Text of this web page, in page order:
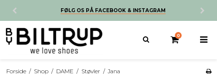
FØLG OS PÅ FACEBOOK & INSTAGRAM
0
Forside / Shop / DAME / Støvler / Jana